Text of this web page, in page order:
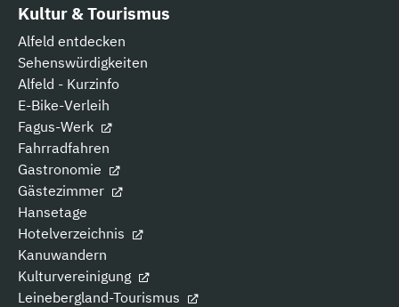
Kultur & Tourismus
Alfeld entdecken
Sehenswürdigkeiten
Alfeld - Kurzinfo
E-Bike-Verleih
Fagus-Werk
Fahrradfahren
Gastronomie
Gästezimmer
Hansetage
Hotelverzeichnis
Kanuwandern
Kulturvereinigung
Leinebergland-Tourismus